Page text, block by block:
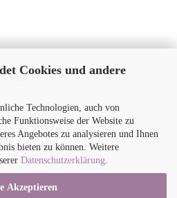
Cookies und andere
Technologien, auch von
Funktionsweise der Website zu
Angebotes zu analysieren und Ihnen
bieten zu können. Weitere
Datenschutzerklärung
Akzeptieren
MIT